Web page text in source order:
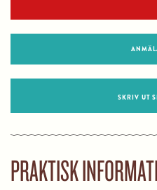
SKRIV UT
PRAKTISK